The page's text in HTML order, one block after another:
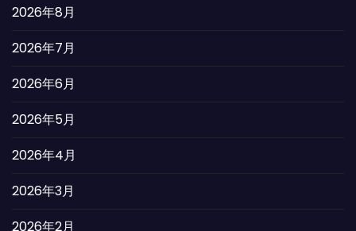
2026年8月
2026年7月
2026年6月
2026年5月
2026年4月
2026年3月
2026年2月